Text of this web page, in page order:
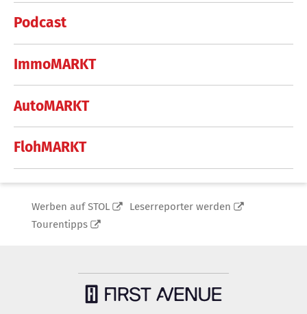
Podcast
ImmoMARKT
AutoMARKT
FlohMARKT
Werben auf STOL
Leserreporter werden
Tourentipps